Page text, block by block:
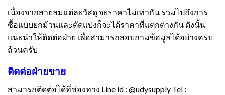
เนื่องจากสายลมแต่ละวัสดุ จะราคาไม่เท่ากัน รวมไปถึงการ
ซื้อแบบยกม้วนและตัดแบ่งก็จะได้ราคาที่แตกต่างกัน ดังนั้น
แนะนำให้ติดต่อฝ่าย เพื่อสามารถสอบถามข้อมูลได้อย่างครบ
ถ้วนครับ
ติดต่อฝ่ายขาย
สามารถติดต่อได้ที่ช่องทาง Line id : @udysupply Tel :